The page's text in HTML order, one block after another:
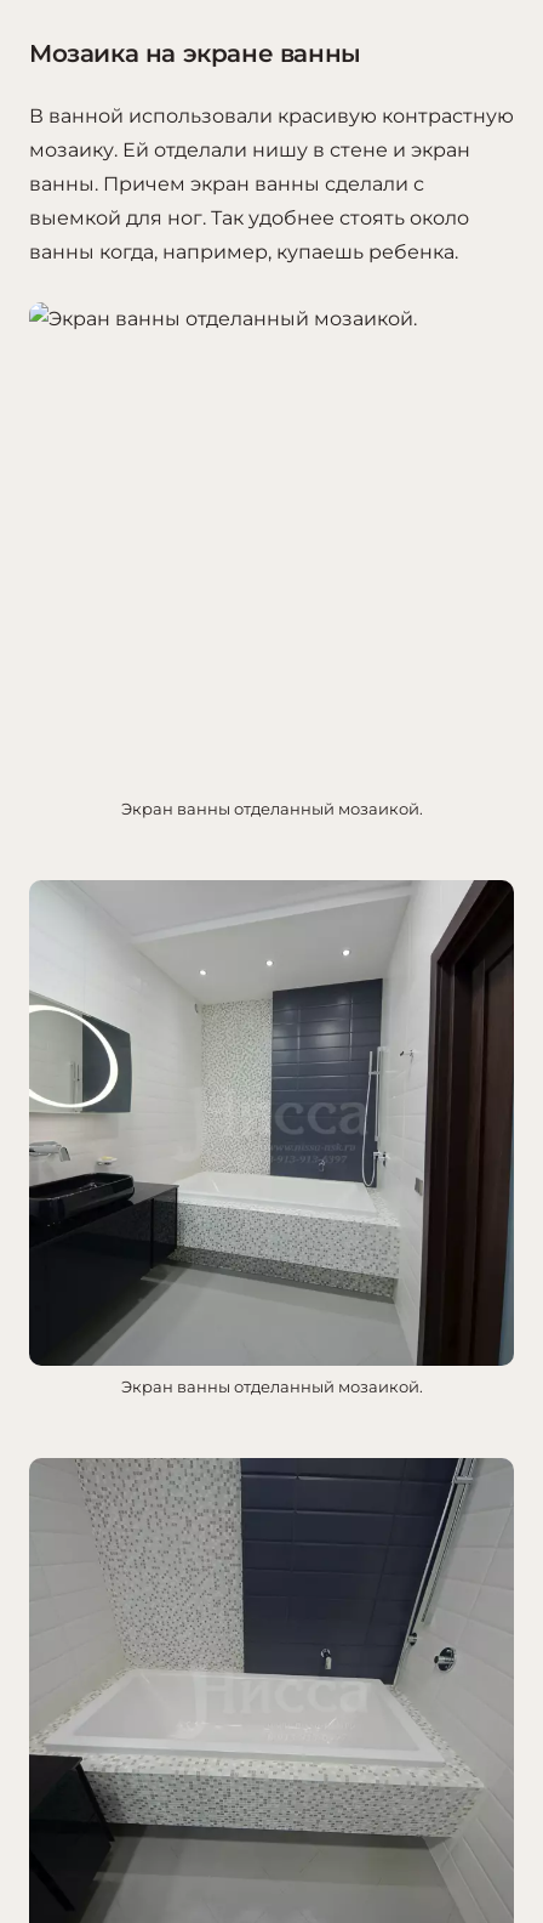
Мозаика на экране ванны
В ванной использовали красивую контрастную
мозаику. Ей отделали нишу в стене и экран
ванны. Причем экран ванны сделали с
выемкой для ног. Так удобнее стоять около
ванны когда, например, купаешь ребенка.
Экран ванны отделанный мозаикой.
Экран ванны отделанный мозаикой.